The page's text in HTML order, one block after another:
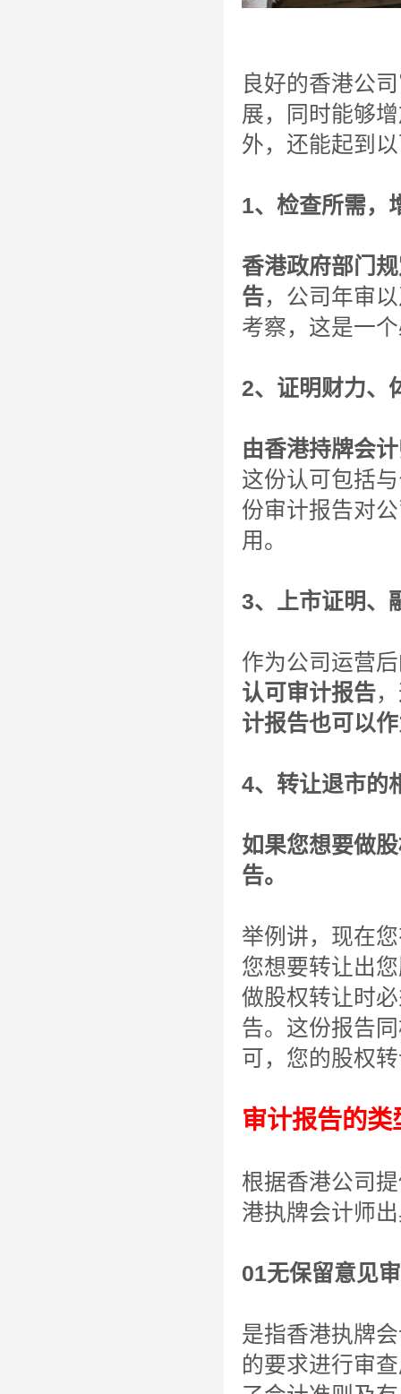
良好的香港公
展，同时能够
外，还能起到
1、检查所需，
香港政府部门
告，公司年审
考察，这是一
2、证明财力、
由香港持牌会
这份认可包括
份审计报告对
用。
3、上市证明、
作为公司运营
认可审计报告
计报告也可以
4、转让退市的
如果您想要做
告。
举例讲，现在
您想要转让出
做股权转让时
告。这份报告
可，您的股权
审计报告的类
根据香港公司
港执牌会计师
01无保留意见
是指香港执牌
的要求进行审